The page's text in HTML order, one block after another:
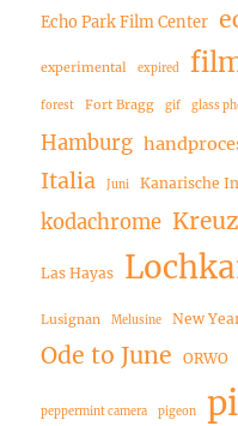
Echo Park Film Center
experimental expired
forest Fort Bragg gif glass
Hamburg
Italia Juni Kanarische
kodachrome
Las Hayas
Lusignan Melusine New
Ode to June
ORWO
peppermint camera pigeon